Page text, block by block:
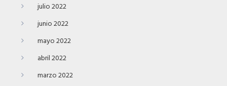
julio 2022
junio 2022
mayo 2022
abril 2022
marzo 2022